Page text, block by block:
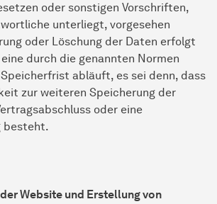
oder sonstigen Vorschriften,
unterliegt, vorgesehen
oder Löschung der Daten erfolgt
durch die genannten Normen
abläuft, es sei denn, dass
zur weiteren Speicherung der
oder eine
besteht.
Website und Erstellung von